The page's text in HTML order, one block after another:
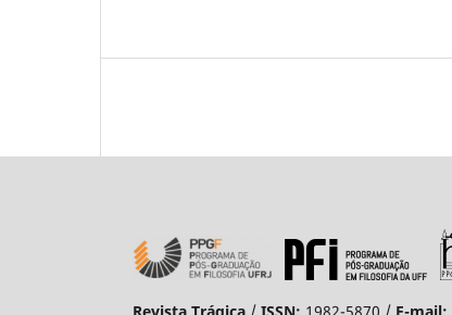
Revista Trágica / ISSN: 1982-5870 / E-mail: